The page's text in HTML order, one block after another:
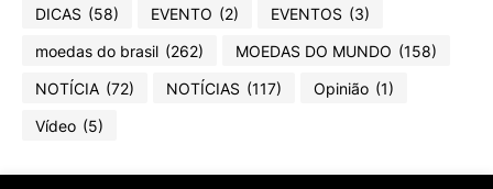
DICAS (58) EVENTO (2) EVENTOS (3)
moedas do brasil (262) MOEDAS DO MUNDO (158)
NOTÍCIA (72) NOTÍCIAS (117) Opinião (1)
Vídeo (5)